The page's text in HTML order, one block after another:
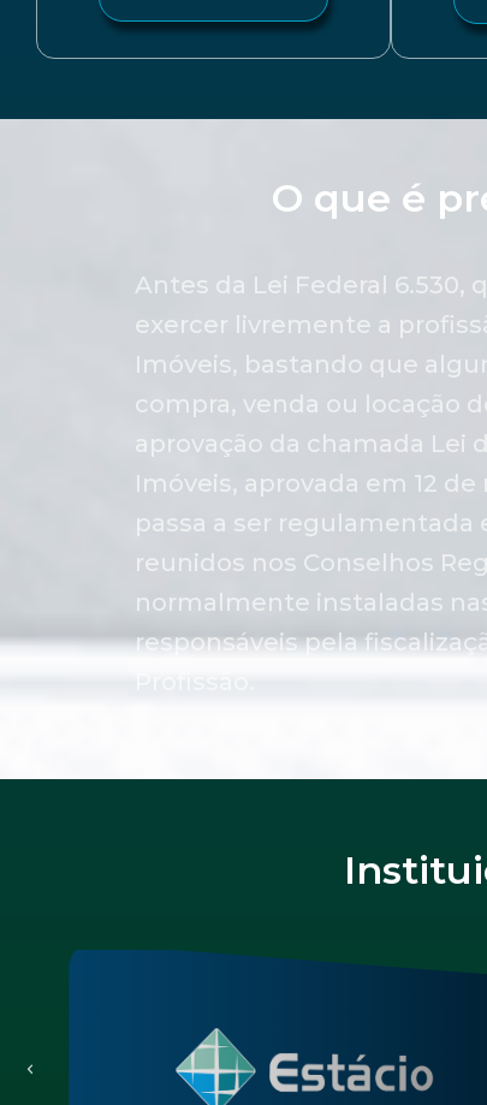
O que é
Antes da Lei Federal 6.530,
exercer livremente a
Imóveis, bastando que
compra, venda ou locação
aprovação da chamada Lei
Imóveis, aprovada em 12
passa a ser regulamentada
reunidos nos Conselhos
normalmente instaladas
responsáveis pela